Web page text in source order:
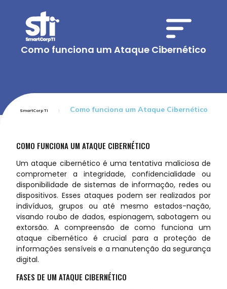
Como funciona um Ataque Cibernético
SmartCorp TI Como funciona um Ataque Cibernético
COMO FUNCIONA UM ATAQUE CIBERNÉTICO
Um ataque cibernético é uma tentativa maliciosa de
comprometer a integridade, confidencialidade ou
disponibilidade de sistemas de informação, redes ou
dispositivos. Esses ataques podem ser realizados por
indivíduos, grupos ou até mesmo estados-nação,
visando roubo de dados, espionagem, sabotagem ou
extorsão. A compreensão de como funciona um
ataque cibernético é crucial para a proteção de
informações sensíveis e a manutenção da segurança
digital.
FASES DE UM ATAQUE CIBERNÉTICO